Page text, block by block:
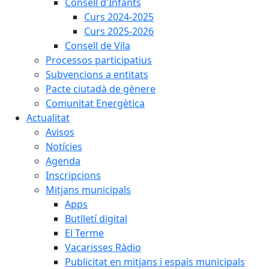
Curs 2024-2025
Curs 2025-2026
Consell de Vila
Processos participatius
Subvencions a entitats
Pacte ciutadà de gènere
Comunitat Energètica
Actualitat
Avisos
Notícies
Agenda
Inscripcions
Mitjans municipals
Apps
Butlletí digital
El Terme
Vacarisses Ràdio
Publicitat en mitjans i espais municipals